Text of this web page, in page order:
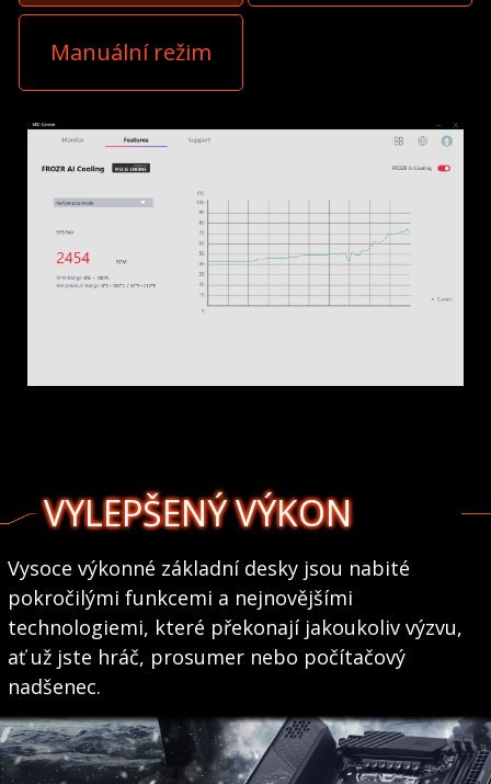
Manuální režim
VYLEPŠENÝ VÝKON
Vysoce výkonné základní desky jsou nabité
pokročilými funkcemi a nejnovějšími
technologiemi, které překonají jakoukoliv výzvu,
ať už jste hráč, prosumer nebo počítačový
nadšenec.